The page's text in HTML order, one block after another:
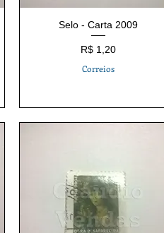
Selo - Carta 2009
Preço
R$ 1,20
Correios